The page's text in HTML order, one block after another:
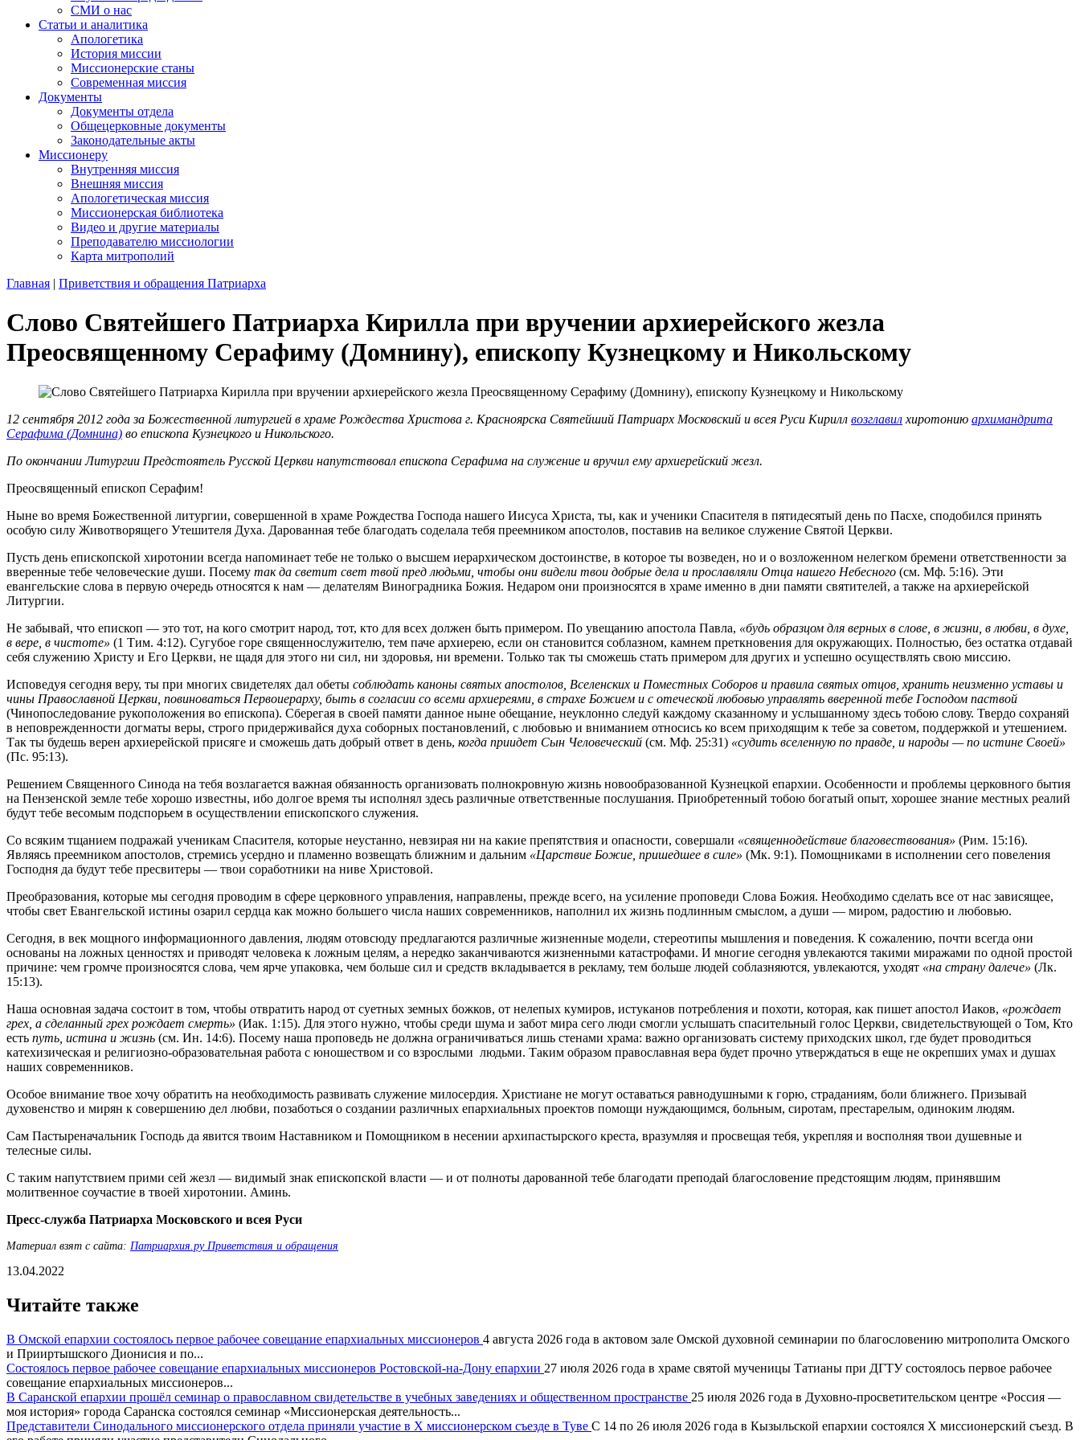
СМИ о нас
Статьи и аналитика
Апологетика
История миссии
Миссионерские станы
Современная миссия
Документы
Документы отдела
Общецерковные документы
Законодательные акты
Миссионеру
Внутренняя миссия
Внешняя миссия
Апологетическая миссия
Миссионерская библиотека
Видео и другие материалы
Преподавателю миссиологии
Карта митрополий
Главная | Приветствия и обращения Патриарха
Слово Святейшего Патриарха Кирилла при вручении архиерейского жезла
Преосвященному Серафиму (Домнину), епископу Кузнецкому и Никольскому
12 сентября 2012 года за Божественной литургией в храме Рождества Христова г. Красноярска Святейший Патриарх Московский и всея Руси Кирилл возглавил хиротонию архимандрита
Серафима (Домнина) во епископа Кузнецкого и Никольского.
По окончании Литургии Предстоятель Русской Церкви напутствовал епископа Серафима на служение и вручил ему архиерейский жезл.
Преосвященный епископ Серафим!
Ныне во время Божественной литургии, совершенной в храме Рождества Господа нашего Иисуса Христа, ты, как и ученики Спасителя в пятидесятый день по Пасхе, сподобился принять
особую силу Животворящего Утешителя Духа. Дарованная тебе благодать соделала тебя преемником апостолов, поставив на великое служение Святой Церкви.
Пусть день епископской хиротонии всегда напоминает тебе не только о высшем иерархическом достоинстве, в которое ты возведен, но и о возложенном нелегком бремени ответственности за
вверенные тебе человеческие души. Посему так да светит свет твой пред людьми, чтобы они видели твои добрые дела и прославляли Отца нашего Небесного (см. Мф. 5:16). Эти
евангельские слова в первую очередь относятся к нам — делателям Виноградника Божия. Недаром они произносятся в храме именно в дни памяти святителей, а также на архиерейской
Литургии.
Не забывай, что епископ — это тот, на кого смотрит народ, тот, кто для всех должен быть примером. По увещанию апостола Павла, «будь образцом для верных в слове, в жизни, в любви, в духе,
в вере, в чистоте» (1 Тим. 4:12). Сугубое горе священнослужителю, тем паче архиерею, если он становится соблазном, камнем преткновения для окружающих. Полностью, без остатка отдавай
себя служению Христу и Его Церкви, не щадя для этого ни сил, ни здоровья, ни времени. Только так ты сможешь стать примером для других и успешно осуществлять свою миссию.
Исповедуя сегодня веру, ты при многих свидетелях дал обеты соблюдать каноны святых апостолов, Вселенских и Поместных Соборов и правила святых отцов, хранить неизменно уставы и
чины Православной Церкви, повиноваться Первоиерарху, быть в согласии со всеми архиереями, в страхе Божием и с отеческой любовью управлять вверенной тебе Господом паствой
(Чинопоследование рукоположения во епископа). Сберегая в своей памяти данное ныне обещание, неуклонно следуй каждому сказанному и услышанному здесь тобою слову. Твердо сохраняй
в неповрежденности догматы веры, строго придерживайся духа соборных постановлений, с любовью и вниманием относись ко всем приходящим к тебе за советом, поддержкой и утешением.
Так ты будешь верен архиерейской присяге и сможешь дать добрый ответ в день, когда приидет Сын Человеческий (см. Мф. 25:31) «судить вселенную по правде, и народы — по истине Своей»
(Пс. 95:13).
Решением Священного Синода на тебя возлагается важная обязанность организовать полнокровную жизнь новообразованной Кузнецкой епархии. Особенности и проблемы церковного бытия
на Пензенской земле тебе хорошо известны, ибо долгое время ты исполнял здесь различные ответственные послушания. Приобретенный тобою богатый опыт, хорошее знание местных реалий
будут тебе весомым подспорьем в осуществлении епископского служения.
Со всяким тщанием подражай ученикам Спасителя, которые неустанно, невзирая ни на какие препятствия и опасности, совершали «священнодействие благовествования» (Рим. 15:16).
Являясь преемником апостолов, стремись усердно и пламенно возвещать ближним и дальним «Царствие Божие, пришедшее в силе» (Мк. 9:1). Помощниками в исполнении сего повеления
Господня да будут тебе пресвитеры — твои соработники на ниве Христовой.
Преобразования, которые мы сегодня проводим в сфере церковного управления, направлены, прежде всего, на усиление проповеди Слова Божия. Необходимо сделать все от нас зависящее,
чтобы свет Евангельской истины озарил сердца как можно большего числа наших современников, наполнил их жизнь подлинным смыслом, а души — миром, радостию и любовью.
Сегодня, в век мощного информационного давления, людям отовсюду предлагаются различные жизненные модели, стереотипы мышления и поведения. К сожалению, почти всегда они
основаны на ложных ценностях и приводят человека к ложным целям, а нередко заканчиваются жизненными катастрофами. И многие сегодня увлекаются такими миражами по одной простой
причине: чем громче произносятся слова, чем ярче упаковка, чем больше сил и средств вкладывается в рекламу, тем больше людей соблазняются, увлекаются, уходят «на страну далече» (Лк.
15:13).
Наша основная задача состоит в том, чтобы отвратить народ от суетных земных божков, от нелепых кумиров, истуканов потребления и похоти, которая, как пишет апостол Иаков, «рождает
грех, а сделанный грех рождает смерть» (Иак. 1:15). Для этого нужно, чтобы среди шума и забот мира сего люди смогли услышать спасительный голос Церкви, свидетельствующей о Том, Кто
есть путь, истина и жизнь (см. Ин. 14:6). Посему наша проповедь не должна ограничиваться лишь стенами храма: важно организовать систему приходских школ, где будет проводиться
катехизическая и религиозно-образовательная работа с юношеством и со взрослыми людьми. Таким образом православная вера будет прочно утверждаться в еще не окрепших умах и душах
наших современников.
Особое внимание твое хочу обратить на необходимость развивать служение милосердия. Христиане не могут оставаться равнодушными к горю, страданиям, боли ближнего. Призывай
духовенство и мирян к совершению дел любви, позаботься о создании различных епархиальных проектов помощи нуждающимся, больным, сиротам, престарелым, одиноким людям.
Сам Пастыреначальник Господь да явится твоим Наставником и Помощником в несении архипастырского креста, вразумляя и просвещая тебя, укрепляя и восполняя твои душевные и
телесные силы.
С таким напутствием прими сей жезл — видимый знак епископской власти — и от полноты дарованной тебе благодати преподай благословение предстоящим людям, принявшим
молитвенное соучастие в твоей хиротонии. Аминь.
Пресс-служба Патриарха Московского и всея Руси
Материал взят с сайта: Патриархия.ру Приветствия и обращения
13.04.2022
Читайте также
В Омской епархии состоялось первое рабочее совещание епархиальных миссионеров 4 августа 2026 года в актовом зале Омской духовной семинарии по благословению митрополита Омского
и Прииртышского Дионисия и по...
Состоялось первое рабочее совещание епархиальных миссионеров Ростовской-на-Дону епархии 27 июля 2026 года в храме святой мученицы Татианы при ДГТУ состоялось первое рабочее
совещание епархиальных миссионеров...
В Саранской епархии прошёл семинар о православном свидетельстве в учебных заведениях и общественном пространстве 25 июля 2026 года в Духовно-просветительском центре «Россия —
моя история» города Саранска состоялся семинар «Миссионерская деятельность...
Представители Синодального миссионерского отдела приняли участие в X миссионерском съезде в Туве С 14 по 26 июля 2026 года в Кызыльской епархии состоялся X миссионерский съезд. В